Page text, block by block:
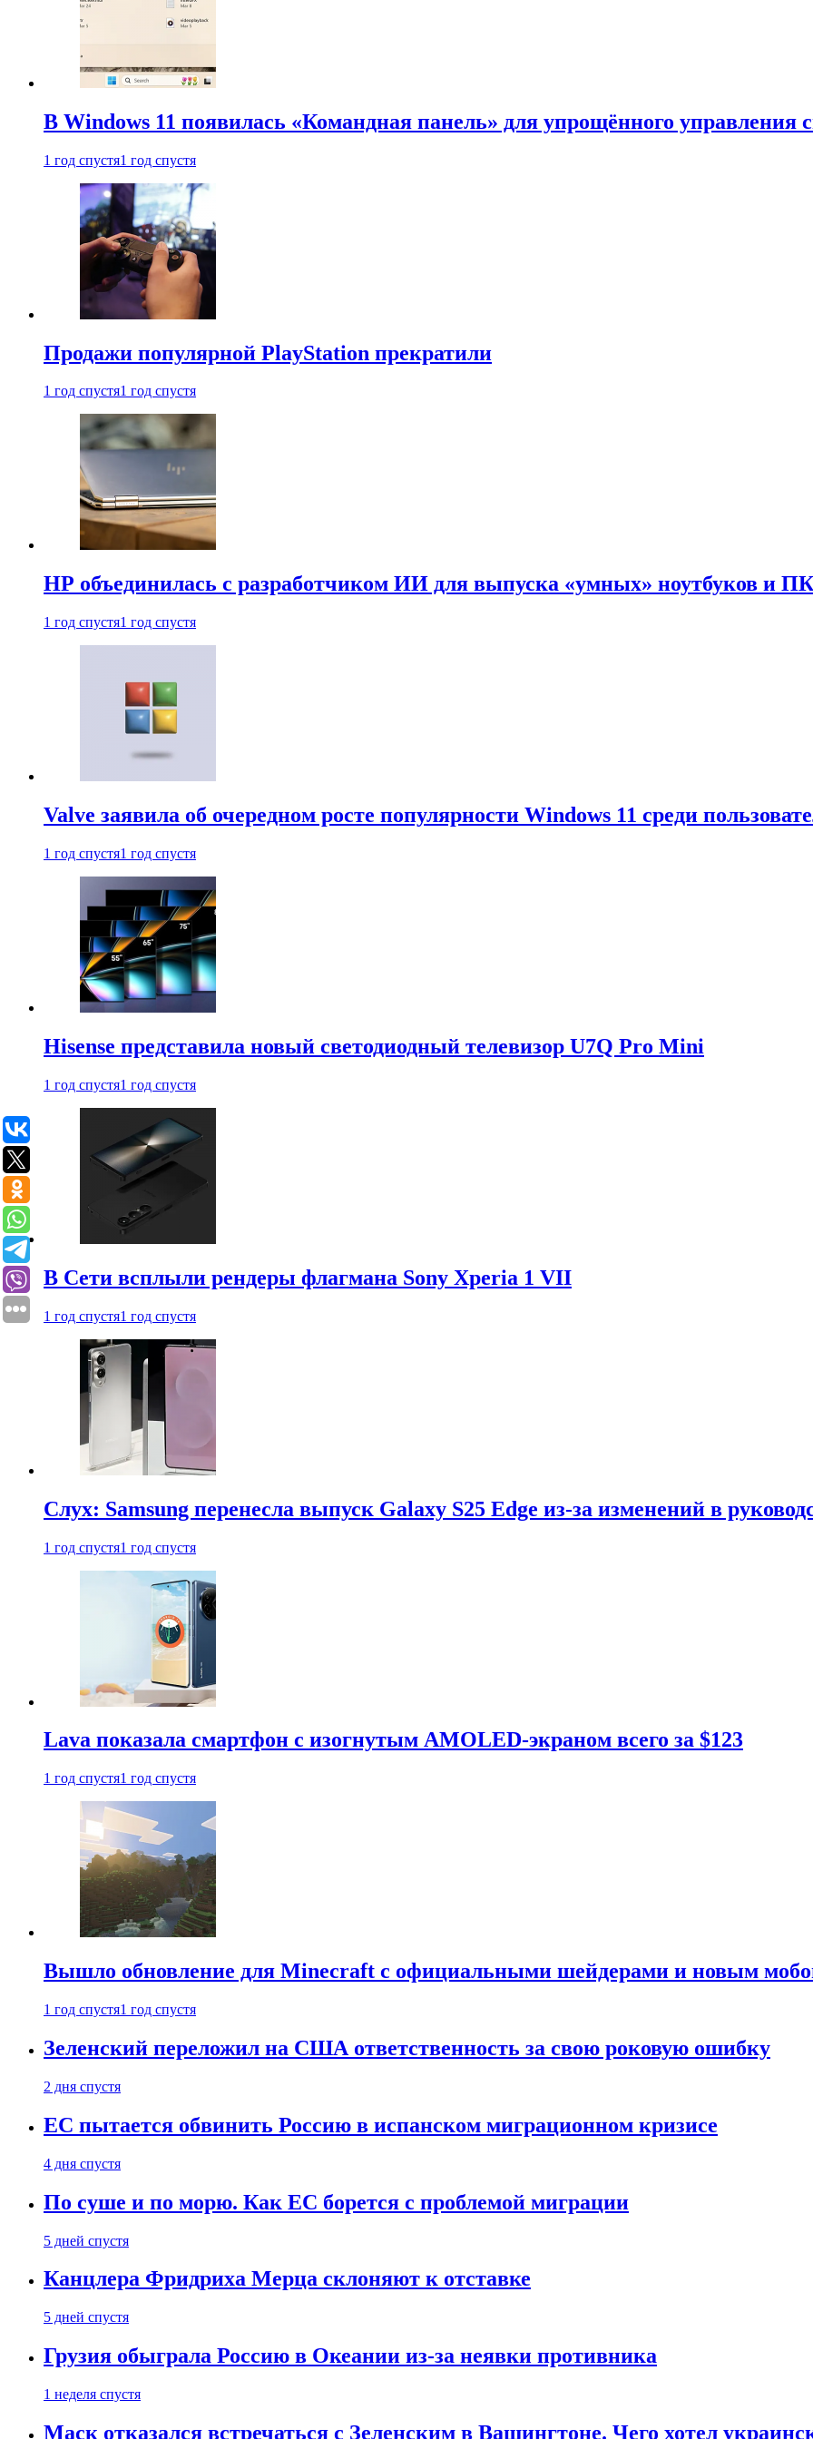
В Windows 11 появилась «Командная панель» для упрощённого управления
1 год спустя1 год спустя
Продажи популярной PlayStation прекратили
1 год спустя1 год спустя
HP объединилась с разработчиком ИИ для выпуска «умных» ноутбуков и ПК
1 год спустя1 год спустя
Valve заявила об очередном росте популярности Windows 11 среди
1 год спустя1 год спустя
Hisense представила новый светодиодный телевизор U7Q Pro Mini
1 год спустя1 год спустя
В Сети всплыли рендеры флагмана Sony Xperia 1 VII
1 год спустя1 год спустя
Слух: Samsung перенесла выпуск Galaxy S25 Edge из-за изменений в
1 год спустя1 год спустя
Lava показала смартфон с изогнутым AMOLED-экраном всего за $123
1 год спустя1 год спустя
Вышло обновление для Minecraft с официальными шейдерами и новым
1 год спустя1 год спустя
Зеленский переложил на США ответственность за свою роковую ошибку
2 дня спустя
ЕС пытается обвинить Россию в испанском миграционном кризисе
4 дня спустя
По суше и по морю. Как ЕС борется с проблемой миграции
5 дней спустя
Канцлера Фридриха Мерца склоняют к отставке
5 дней спустя
Грузия обыграла Россию в Океании из-за неявки противника
1 неделя спустя
Маск отказался встречаться с Зеленским в Вашингтоне. Чего хотел